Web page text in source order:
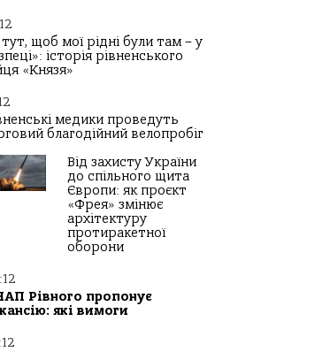
тут, щоб мої рідні були там – у
історія рівненського
«Князя»
медики проведуть
благодійний велопробіг
Від захисту України
до спільного щита
Європи: як проєкт
«Фрея» змінює
архітектуру
протиракетної
оборони
Рівного пропонує
які вимоги